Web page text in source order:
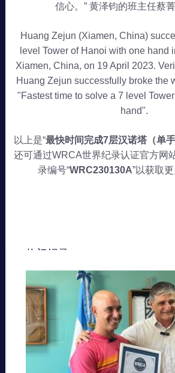
信心。” 黄泽钧的班主任蔡菁
Huang Zejun (Xiamen, China)
level Tower of Hanoi with one hand
Xiamen, China, on 19 April 2023.
Huang Zejun successfully broke the
"Fastest time to solve a 7 level
hand".
以上是“最快时间完成7层汉诺塔（单手
还可通过WRCA世界纪录认证官方网
录编号“WRC230130A”以获取
热门纪录